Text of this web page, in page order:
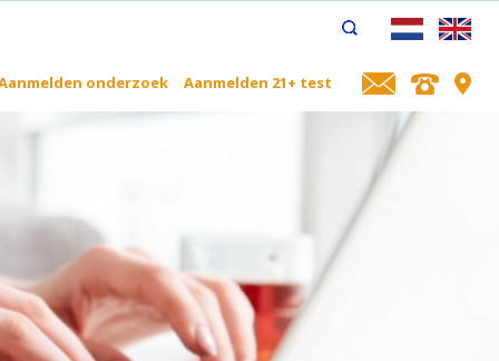
onderzoek Aanmelden 21+ test